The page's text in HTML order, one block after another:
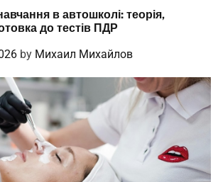
в автошколі: теорія,
до тестів ПДР
by Михаил Михайлов